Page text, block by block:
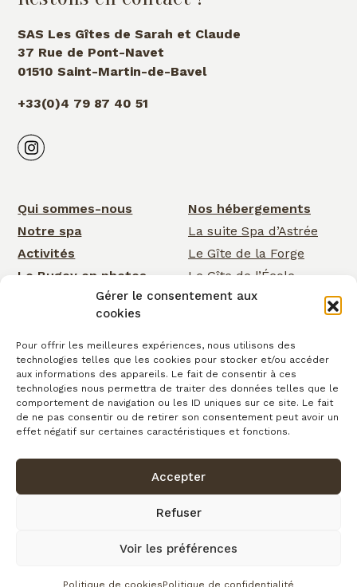
Gérer le consentement aux
cookies
Pour offrir les meilleures expériences, nous utilisons des
technologies telles que les cookies pour stocker et/ou accéder
aux informations des appareils. Le fait de consentir à ces
technologies nous permettra de traiter des données telles que le
comportement de navigation ou les ID uniques sur ce site. Le fait
de ne pas consentir ou de retirer son consentement peut avoir un
effet négatif sur certaines caractéristiques et fonctions.
Accepter
Refuser
Voir les préférences
Politique de cookiesPolitique de confidentialité
SAS Les Gîtes de Sarah et Claude
37 Rue de Pont-Navet
01510 Saint-Martin-de-Bavel
+33(0)4 79 87 40 51
Qui sommes-nous
Notre spa
Activités
Le Bugey en photos
Nos services
Événementiel
Actualités
Cartes cadeaux
Contact
Nos hébergements
La suite Spa d’Astrée
Le Gîte de la Forge
Le Gîte de l’École
Le Gîte de la Cascade
La Chambre de la
Cascade
La Chambre d’Astrée
Le Gîte de
Clairefontaine
Conditions générales de vente
Plan du site
fait avec par l’Agence IDCOM